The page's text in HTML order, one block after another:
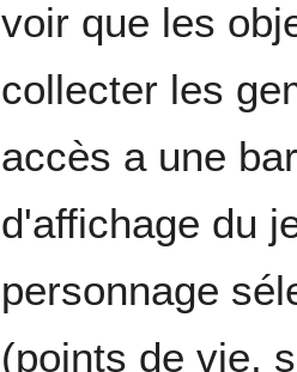
voir que les
collecter les
accès a une
d'affichage du
personnage
(points de vie,